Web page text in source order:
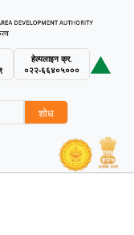
हेल्पलाइन क्र.
०२२-६६४०५०००